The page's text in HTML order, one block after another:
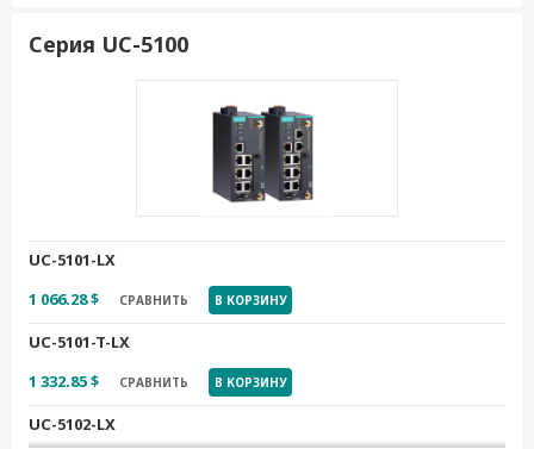
Серия UC-5100
UC-5101-LX
1 066.28 $
СРАВНИТЬ В КОРЗИНУ
UC-5101-T-LX
1 332.85 $
СРАВНИТЬ В КОРЗИНУ
UC-5102-LX